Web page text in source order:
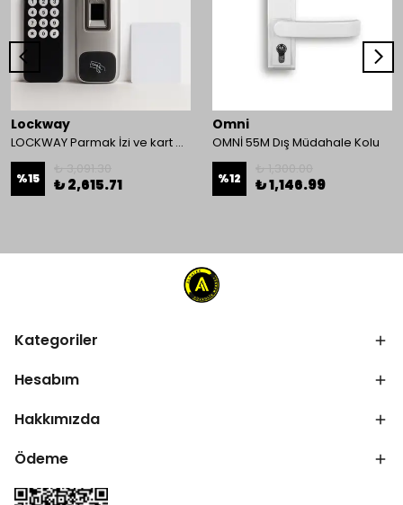
Lockway
LOCKWAY Parmak İzi ve kart Okuyucu Kontrol Paneli
%15 ₺ 2,615.71
Omni
OMNİ 55M Dış Müdahale Kolu
%12 ₺ 1,146.99
Kategoriler
Hesabım
Hakkımızda
Ödeme